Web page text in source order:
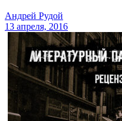
Андрей Рудой
13 апреля, 2016